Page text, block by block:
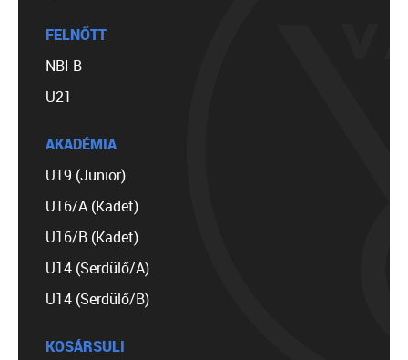
FELNŐTT
NBI B
U21
AKADÉMIA
U19 (Junior)
U16/A (Kadet)
U16/B (Kadet)
U14 (Serdülő/A)
U14 (Serdülő/B)
KOSÁRSULI